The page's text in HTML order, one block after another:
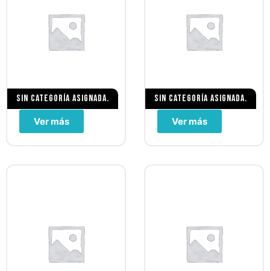
Sin categoría asignada.
Ver más
Sin categoría asignada.
Ver más